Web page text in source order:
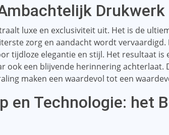
Drukwerk
luxe en exclusiviteit uit. Het is de
zorg en aandacht wordt vervaardigd.
tijdloze elegantie en stijl. Het resultaat
ook een blijvende herinnering achterlaat.
maken een waardevol tot een
en Technologie: het